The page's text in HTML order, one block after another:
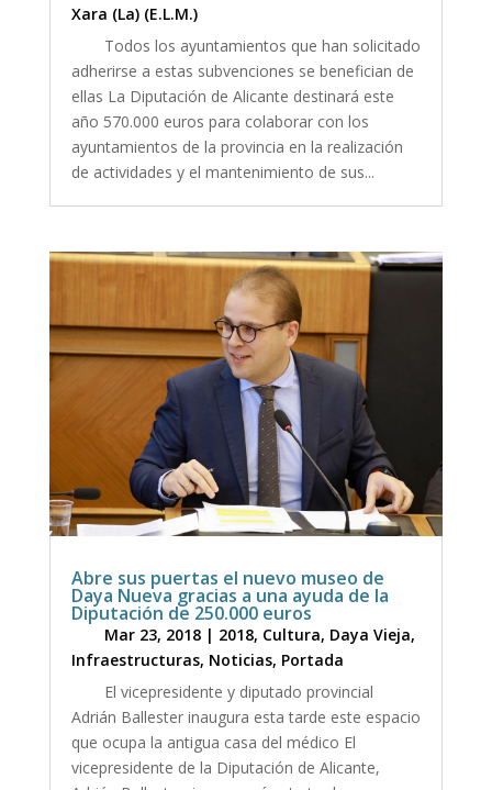
Xara (La) (E.L.M.)
Todos los ayuntamientos que han solicitado
adherirse a estas subvenciones se benefician de
ellas La Diputación de Alicante destinará este
año 570.000 euros para colaborar con los
ayuntamientos de la provincia en la realización
de actividades y el mantenimiento de sus...
Abre sus puertas el nuevo museo de
Daya Nueva gracias a una ayuda de la
Diputación de 250.000 euros
Mar 23, 2018| 2018, Cultura, Daya Vieja,
Infraestructuras, Noticias, Portada
El vicepresidente y diputado provincial
Adrián Ballester inaugura esta tarde este espacio
que ocupa la antigua casa del médico El
vicepresidente de la Diputación de Alicante,